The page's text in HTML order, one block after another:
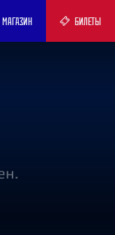
МАГАЗИН БИЛЕТЫ